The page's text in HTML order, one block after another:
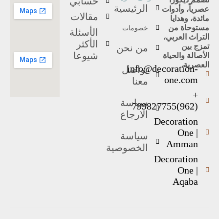
عصرياً، وأدوات
مائدة، وهدايا
مستوحاة من
التراث العربي،
تمزج بين
الأصالة والحياة
العصرية.
info@decoration-
one.com
+
(962)799827755
Decoration
One |
Amman
Decoration
One |
Aqaba
الرئيسية
خصومات
من نحن
تواصل
معنا
سياسة
الارجاع
سياسة
الخصوصية
مقالات
الأسئلة
الأكثر
شيوعا